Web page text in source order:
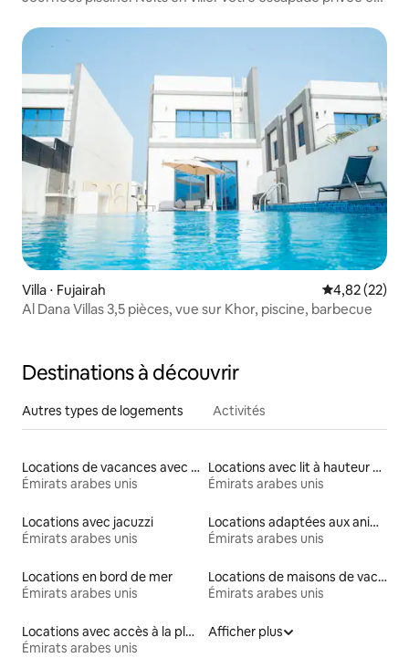
Villa ⋅ Fujairah Évaluation
4,82 (22)
Al Dana Villas 3,5 pièces, vue sur Khor, piscine, barbecue
Destinations à découvrir
Autres types de logements Activités
Locations de vacances avec piscine
Émirats arabes unis
Locations avec lit à hauteur adaptée
Émirats arabes unis
Locations avec jacuzzi
Émirats arabes unis
Locations adaptées aux animaux
Émirats arabes unis
Locations en bord de mer
Émirats arabes unis
Locations de maisons de vacances
Émirats arabes unis
Locations avec accès à la plage
Émirats arabes unis
Afficher plus